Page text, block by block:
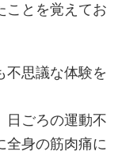
ことを覚えてお
不思議な体験を
日ごろの運動不
全身の筋肉痛に